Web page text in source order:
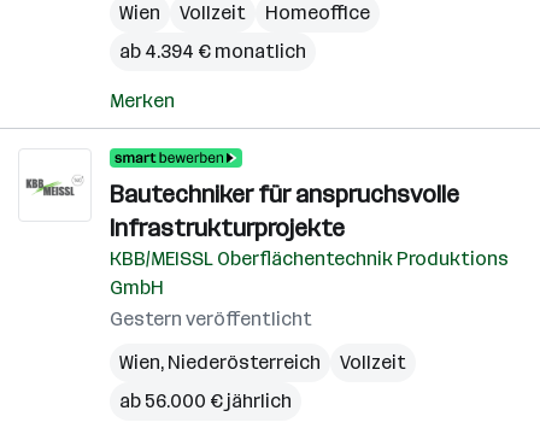
Wien
Vollzeit
Homeoffice
ab 4.394 € monatlich
Merken
Bautechniker für anspruchsvolle
Infrastrukturprojekte
KBB/MEISSL Oberflächentechnik Produktions
GmbH
Gestern veröffentlicht
Wien, Niederösterreich
Vollzeit
ab 56.000 € jährlich